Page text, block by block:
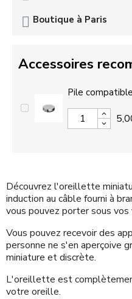
Boutique à Paris
Accessoires
Pile
Découvrez l'oreillette
induction au câble fourni à
vous pouvez porter sous
Vous pouvez recevoir des
personne ne s'en aperçoive
miniature et discrète.
L'oreillette est
votre oreille.